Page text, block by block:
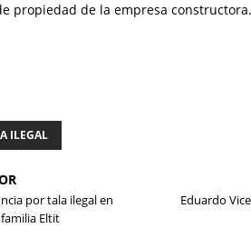
propiedad de la empresa constructora.
ILEGAL
por tala ilegal en
Eltit
Eduardo